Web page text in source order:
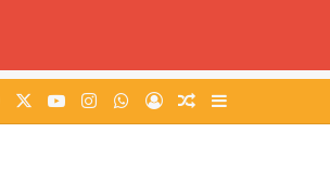
Facebook You TubeInstagramWhatsApp
AccediUn articolo a